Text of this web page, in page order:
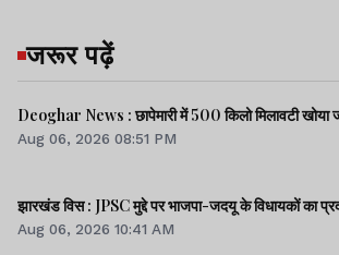
जरूर पढ़ें
Deoghar News : छापेमारी में 500 किलो मिलावटी खोया
Aug 06, 2026 08:51 PM
झारखंड विस : JPSC मुद्दे पर भाजपा-जदयू के विधायकों का
Aug 06, 2026 10:41 AM